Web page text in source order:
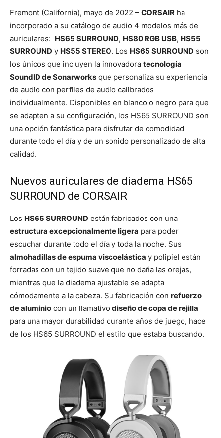
Fremont (California), mayo de 2022 – CORSAIR ha
incorporado a su catálogo de audio 4 modelos más de
auriculares: HS65 SURROUND, HS80 RGB USB, HS55
SURROUND y HS55 STEREO. Los HS65 SURROUND son
los únicos que incluyen la innovadora tecnología
SoundID de Sonarworks que personaliza su experiencia
de audio con perfiles de audio calibrados
individualmente. Disponibles en blanco o negro para que
se adapten a su configuración, los HS65 SURROUND son
una opción fantástica para disfrutar de comodidad
durante todo el día y de un sonido personalizado de alta
calidad.
Nuevos auriculares de diadema HS65
SURROUND de CORSAIR
Los HS65 SURROUND están fabricados con una
estructura excepcionalmente ligera para poder
escuchar durante todo el día y toda la noche. Sus
almohadillas de espuma viscoelástica y polipiel están
forradas con un tejido suave que no daña las orejas,
mientras que la diadema ajustable se adapta
cómodamente a la cabeza. Su fabricación con refuerzo
de aluminio con un llamativo diseño de copa de rejilla
para una mayor durabilidad durante años de juego, hace
de los HS65 SURROUND el estilo que estaba buscando.